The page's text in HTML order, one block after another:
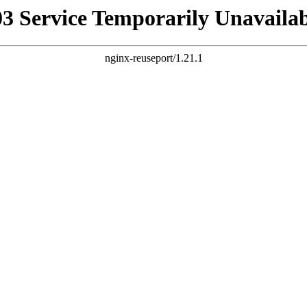
Service Temporarily
nginx-reuseport/1.21.1